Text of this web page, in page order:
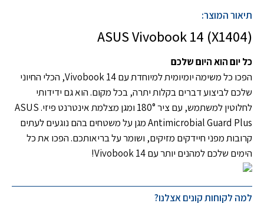
תיאור המוצר:
ASUS Vivobook 14 (X1404)
כל יום הוא היום שלכם
הפכו כל משימה יומיומית למיוחדת עם Vivobook 14, הכלי החיוני
שלכם לביצוע דברים בקלות יתרה, בכל מקום. הוא גם ידידותי
לחלוטין למשתמש, עם ציר 180° ומגן מצלמת אינטרנט פיזי. ASUS
Antimicrobial Guard Plus מגן על משטחים בהם נוגעים לעתים
קרובות מפני חיידקים מזיקים, ושומר על בריאותכם. הפכו את כל
הימים שלכם למהנים יותר עם Vivobook 14!
למה לקוחות קונים אצלנו?